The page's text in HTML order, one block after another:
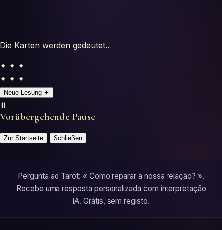
Die Karten werden gedeutet…
✦ ✦ ✦
✦ ✦ ✦
Neue Lesung ✦
⏸️
Vorübergehende Pause
Zur Startseite Schließen
Pergunta ao Tarot: « Como reparar a nossa relação? ».
Recebe uma resposta personalizada com interpretação
IA. Grátis, sem registo.